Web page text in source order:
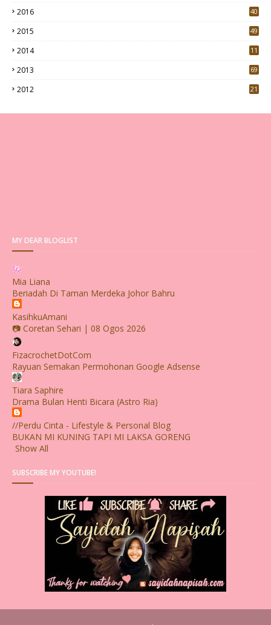
2016
40
2015
49
2014 11
2013 69
2012 21
MY DEAR BLOGLIST
Mia Liana
Beriadah Di Taman Merdeka Johor Bahru
KasihkuAmani
📷 Coretan Sehari | 08 Ogos 2026
FizacrochetDotCom
Rayuan Semakan Permohonan Google Adsense
Tiara Saphire
Drama Bulan Henti Bicara (Astro Ria)
//Perdu Cinta - Lifestyle & Personal Blog
BUKAN MI KUNING TAPI MI LAKSA GORENG
Show All
SUBSCRIBE MY YOUTUBE!